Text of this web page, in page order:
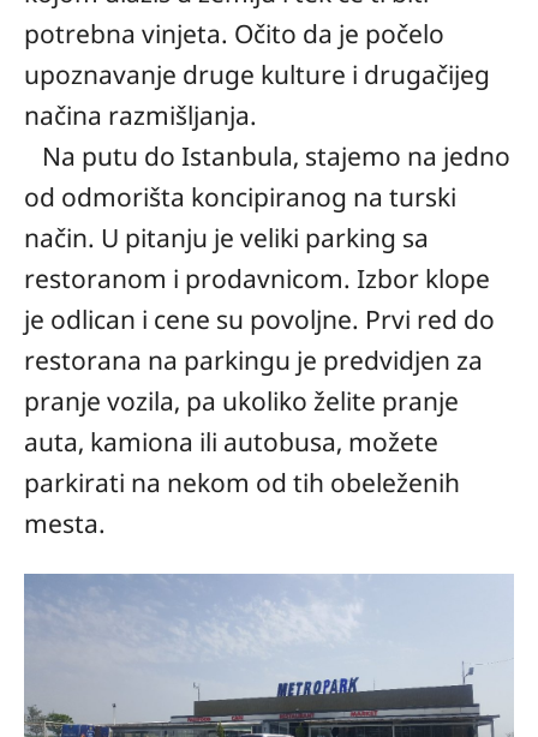
potrebna vinjeta. Očito da je počelo
upoznavanje druge kulture i drugačijeg
načina razmišljanja.
Na putu do Istanbula, stajemo na jedno
od odmorišta koncipiranog na turski
način. U pitanju je veliki parking sa
restoranom i prodavnicom. Izbor klope
je odlican i cene su povoljne. Prvi red do
restorana na parkingu je predvidjen za
pranje vozila, pa ukoliko želite pranje
auta, kamiona ili autobusa, možete
parkirati na nekom od tih obeleženih
mesta.